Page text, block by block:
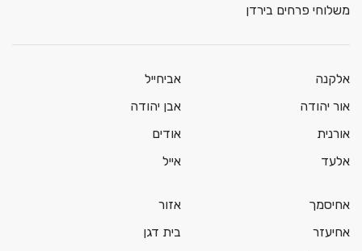
משלוחי פרחים בירדן
אלקנה
אור יהודה
אורנית
אלעד
אביחייל
אבן יהודה
אודים
אייל
אחיסמך
אחיעזר
אזור
בית דגן